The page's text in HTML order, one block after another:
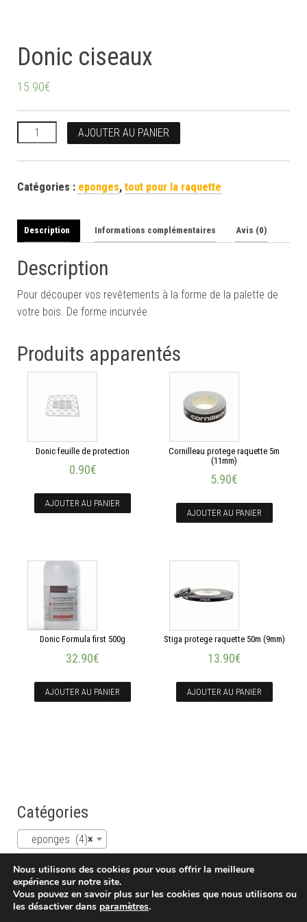
Donic ciseaux
15.90€
quantité de Donic ciseaux
AJOUTER AU PANIER
Catégories : eponges, tout pour la raquette
Description Informations complémentaires Avis (0)
Description
Pour découper vos revêtements à la forme de la palette de
votre bois. De forme incurvée.
Produits apparentés
Donic feuille de protection
0.90€
AJOUTER AU PANIER
Cornilleau protege raquette 5m
(11mm)
5.90€
AJOUTER AU PANIER
Donic Formula first 500g
32.90€
AJOUTER AU PANIER
Stiga protege raquette 50m (9mm)
13.90€
AJOUTER AU PANIER
Catégories
×
eponges (4)
Nous utilisons des cookies pour vous offrir la meilleure
expérience sur notre site.
Vous pouvez en savoir plus sur les cookies que nous utilisons ou
les désactiver dans paramètres.